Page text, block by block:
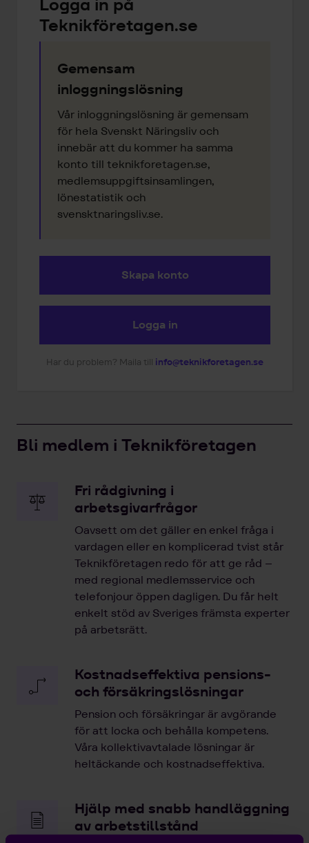
Logga in på
Teknikföretagen.se
Gemensam
inloggningslösning
Vår inloggningslösning är gemensam
för hela Svenskt Näringsliv och
innebär att du kommer ha samma
konto till teknikforetagen.se,
medlemsuppgiftsinsamlingen,
lönestatistik och
svensktnaringsliv.se.
Skapa konto
Logga in
Har du problem? Maila till info@teknikforetagen.se
Bli medlem i Teknikföretagen
Fri rådgivning i
arbetsgivarfrågor
Oavsett om det gäller en enkel fråga i
vardagen eller en komplicerad tvist står
Teknikföretagen redo för att ge råd –
med regional medlemsservice och
telefonjour öppen dagligen. Du får helt
enkelt stöd av Sveriges främsta experter
på arbetsrätt.
Kostnadseffektiva pensions-
och försäkringslösningar
Pension och försäkringar är avgörande
för att locka och behålla kompetens.
Våra kollektivavtalade lösningar är
heltäckande och kostnadseffektiva.
Hjälp med snabb handläggning
av arbetstillstånd